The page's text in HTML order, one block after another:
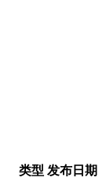
类型 发布日期